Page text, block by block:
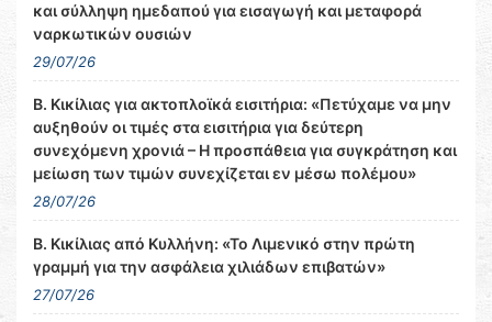
και σύλληψη ημεδαπού για εισαγωγή και μεταφορά
ναρκωτικών ουσιών
29/07/26
Β. Κικίλιας για ακτοπλοϊκά εισιτήρια: «Πετύχαμε να μην
αυξηθούν οι τιμές στα εισιτήρια για δεύτερη
συνεχόμενη χρονιά – Η προσπάθεια για συγκράτηση και
μείωση των τιμών συνεχίζεται εν μέσω πολέμου»
28/07/26
Β. Κικίλιας από Κυλλήνη: «Το Λιμενικό στην πρώτη
γραμμή για την ασφάλεια χιλιάδων επιβατών»
27/07/26